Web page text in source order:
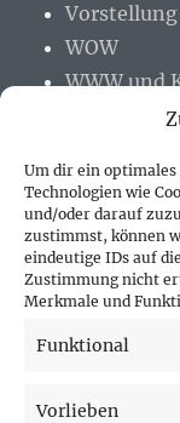
Um dir ein
Technologien wie
und/oder darauf
zustimmst, können
eindeutige IDs auf
Zustimmung nicht
Merkmale und
Funktional
Vorlieben
WOW
WWW und
PARTNER
Hofer
Sonne und